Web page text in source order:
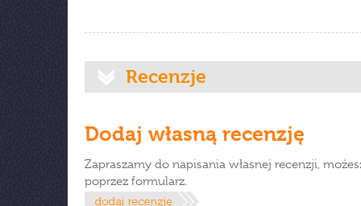
Recenzje
Dodaj własną recenzję
Zapraszamy do napisania własnej recenzji,
poprzez formularz.